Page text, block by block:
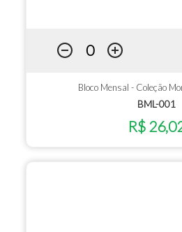
Bloco Mensal - Coleção
BML-001
R$